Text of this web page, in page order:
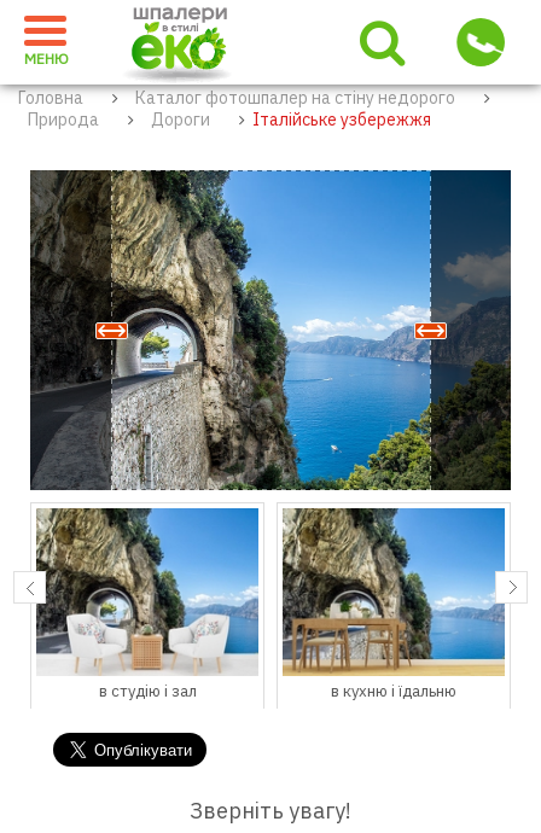
МЕНЮ
Головна
Каталог фотошпалер на стіну недорого
Природа
Дороги Італійське узбережжя
в студію і зал в кухню і їдальню
Зверніть увагу!